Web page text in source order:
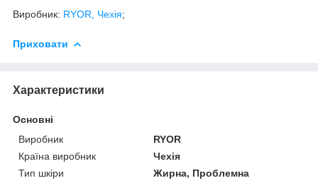
Виробник: RYOR, Чехія;
Приховати
Характеристики
Основні
Виробник
RYOR
Країна виробник
Чехія
Тип шкіри
Жирна, Проблемна